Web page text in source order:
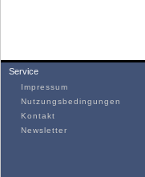
Service
Impressum
Nutzungsbedingungen
Kontakt
Newsletter